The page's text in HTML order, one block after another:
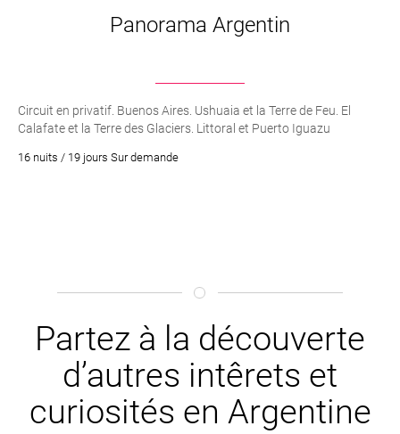
Panorama Argentin
Circuit en privatif. Buenos Aires. Ushuaia et la Terre de Feu. El
Calafate et la Terre des Glaciers. Littoral et Puerto Iguazu
16 nuits / 19 jours Sur demande
Partez à la découverte
d’autres intêrets et
curiosités en Argentine